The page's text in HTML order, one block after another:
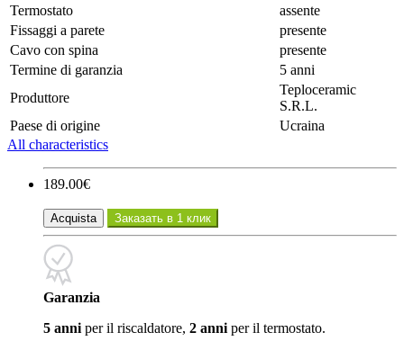
Termostato
assente
Fissaggi a parete
presente
Cavo con spina
presente
Termine di garanzia
5 anni
Produttore
Teploceramic
S.R.L.
Paese di origine
Ucraina
All characteristics
189.00€
Acquista Заказать в 1 клик
Garanzia
5 anni per il riscaldatore, 2 anni per il termostato.